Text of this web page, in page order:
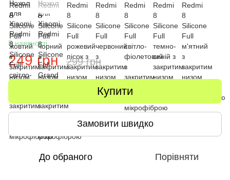
В наявності
249 грн 299 грн
Купити
Замовити швидко
До обраного Порівняти